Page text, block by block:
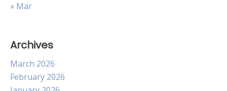
« Mar
Archives
March 2026
February 2026